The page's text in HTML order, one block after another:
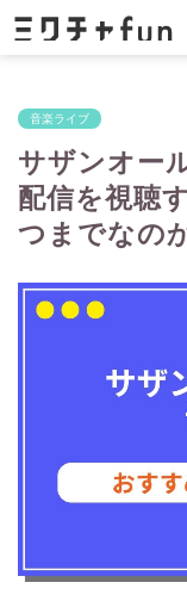
音楽ライブ
サザンオー
配信を視聴
つまでなの